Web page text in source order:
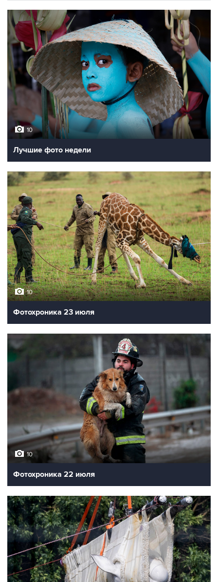
10
Лучшие фото недели
10
Фотохроника 23 июля
10
Фотохроника 22 июля